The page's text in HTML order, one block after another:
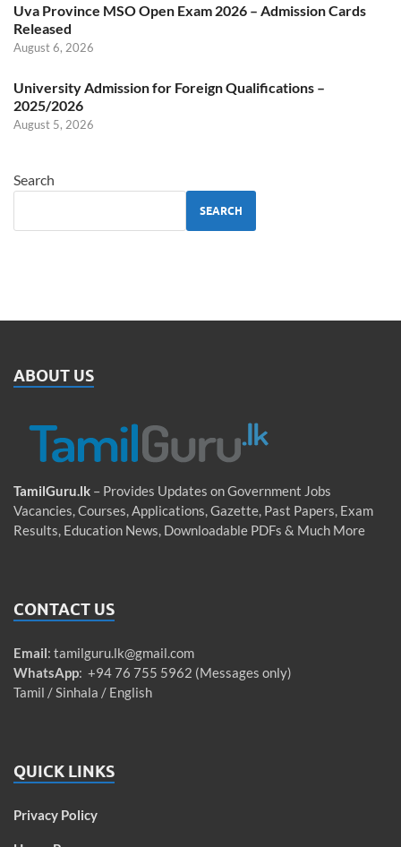
Uva Province MSO Open Exam 2026 – Admission Cards
Released
August 6, 2026
University Admission for Foreign Qualifications –
2025/2026
August 5, 2026
Search
SEARCH
ABOUT US
TamilGuru.lk – Provides Updates on Government Jobs
Vacancies, Courses, Applications, Gazette, Past Papers, Exam
Results, Education News, Downloadable PDFs & Much More
CONTACT US
Email: tamilguru.lk@gmail.com
WhatsApp: +94 76 755 5962 (Messages only)
Tamil / Sinhala / English
QUICK LINKS
Privacy Policy